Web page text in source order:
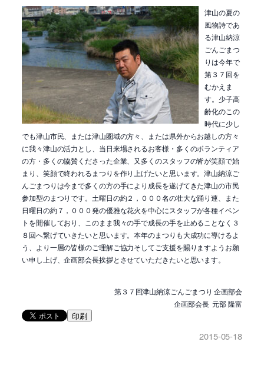
津山の夏の
風物詩であ
る津山納涼
ごんごまつ
りは今年で
第３７回を
むかえま
す。少子高
齢化のこの
時代に少し
でも津山市民、または津山圏域の方々、または県外からお越しの方々
に我々津山の活力とし、当日来場されるお客様・多くのボランティア
の方・多くの協賛くださった企業、又多くのスタッフの皆が笑顔で始
まり、笑顔で終われるまつりを作り上げたいと思います。津山納涼ご
んごまつりは今まで多くの方の手により成長を遂げてきた津山の市民
参加型のまつりです。土曜日の約２，０００名の壮大な踊り連、また
日曜日の約７，０００発の優雅な花火を中心にスタッフが各種イベン
トを開催しており、このまま我々の手で成長の手を止めることなく３
８回へ繋げていきたいと思います。本年のまつりも大成功に導けるよ
う、より一層の皆様のご理解ご協力そしてご支援を賜りますようお願
い申し上げ、企画部会長挨拶とさせていただきたいと思います。
第３７回津山納涼ごんごまつり 企画部会
企画部会長 元部 隆富
印刷
2015-05-18